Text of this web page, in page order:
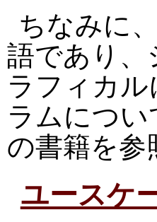
ちなみに
語であり、
ラフィカ
ラムにつ
の書籍を参
ユースケ